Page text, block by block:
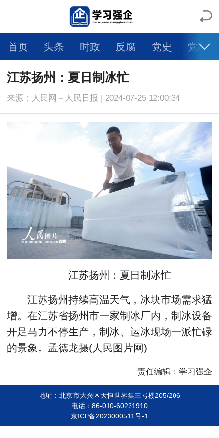
首页 头条 时政 反腐 党史 党建
人物 科学 社会 法治
健康 生活 教育 舆情 视频
智库专家 大国交通 强企日记
环境保护 大有专区
学术论文
江苏扬州：夏日制冰忙
来源：人民网－人民日报 | 2024-07-25 12:00:34
江苏扬州：夏日制冰忙
江苏扬州持续高温天气，冰块市场需求猛
增。在江苏省扬州市一家制冰厂内，制冰设备
开足马力不停生产，制冰、运冰现场一派忙碌
的景象。孟德龙摄(人民图片网)
责任编辑：学习强企
地址：北京市大兴区天恒世界集三号楼205/206
电话：86-010-60231910
京ICP备2023000511号-1